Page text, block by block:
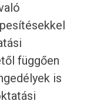
függően
is